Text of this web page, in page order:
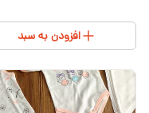
افزودن به سبد